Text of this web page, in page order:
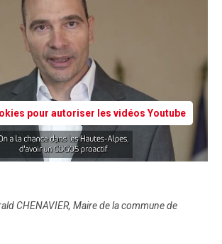
pour autoriser les vidéos Youtube
CHENAVIER, Maire de la commune de